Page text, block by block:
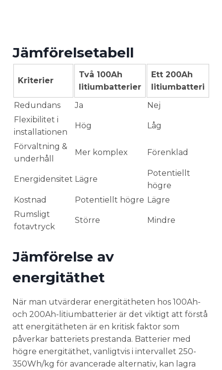
Jämförelsetabell
Kriterier
Två 100Ah
litiumbatterier
Ett 200Ah
litiumbatteri
Redundans
Ja
Nej
Flexibilitet i
installationen
Hög Låg
Förvaltning &
underhåll
Mer komplex Förenklad
Energidensitet Lägre
Potentiellt
högre
Kostnad
Potentiellt högre Lägre
Rumsligt
fotavtryck
Större Mindre
Jämförelse av
energitäthet
När man utvärderar energitätheten hos 100Ah-
och 200Ah-litiumbatterier är det viktigt att förstå
att energitätheten är en kritisk faktor som
påverkar batteriets prestanda. Batterier med
högre energitäthet, vanligtvis i intervallet 250-
350Wh/kg för avancerade alternativ, kan lagra